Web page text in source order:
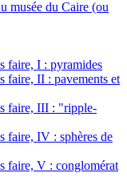
musée du Caire (ou
faire, I : pyramides
faire, II : pavements et
faire, III : "ripple-
faire, IV : sphères de
faire, V : conglomérat